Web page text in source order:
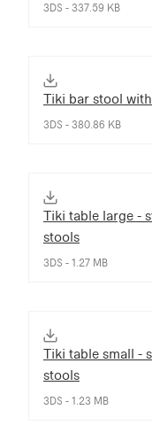
3DS - 337.59 KB
Tiki bar stool
3DS - 380.86 KB
Tiki table large -
stools
3DS - 1.27 MB
Tiki table small -
stools
3DS - 1.23 MB